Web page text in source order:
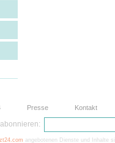
Presse Kontakt
angebotenen Dienste und Inhalte